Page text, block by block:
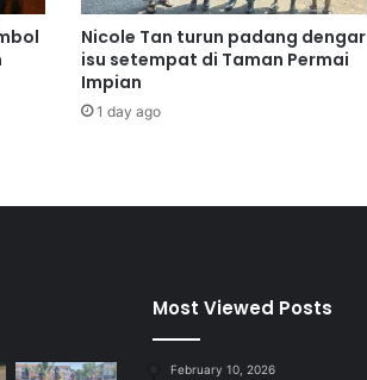
Nicole Tan turun padang dengar
isu setempat di Taman Permai
Impian
1 day ago
Most Viewed Posts
February 10, 2026